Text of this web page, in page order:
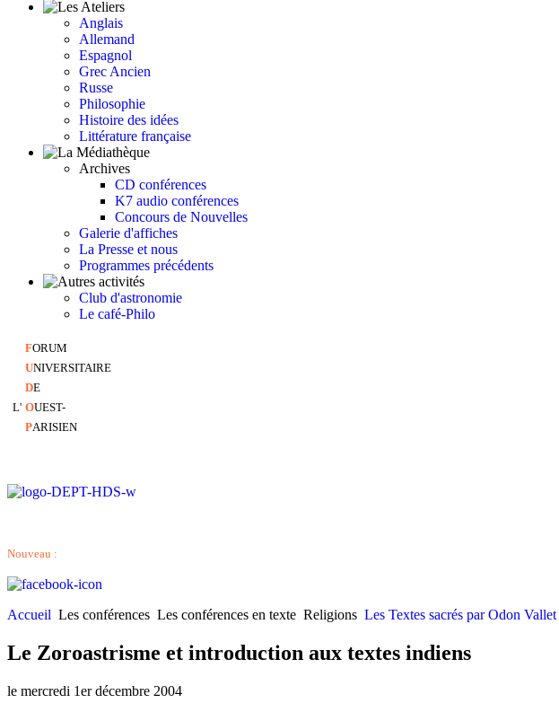
Anglais
Allemand
Espagnol
Grec Ancien
Russe
Philosophie
Histoire des idées
Littérature française
Archives
CD conférences
K7 audio conférences
Concours de Nouvelles
Galerie d'affiches
La Presse et nous
Programmes précédents
Club d'astronomie
Le café-Philo
FORUM
UNIVERSITAIRE
DE
L' OUEST-
PARISIEN
Nouveau :
Accueil Les conférences Les conférences en texte Religions Les Textes sacrés par Odon Vallet
Le Zoroastrisme et introduction aux textes indiens
le mercredi 1er décembre 2004